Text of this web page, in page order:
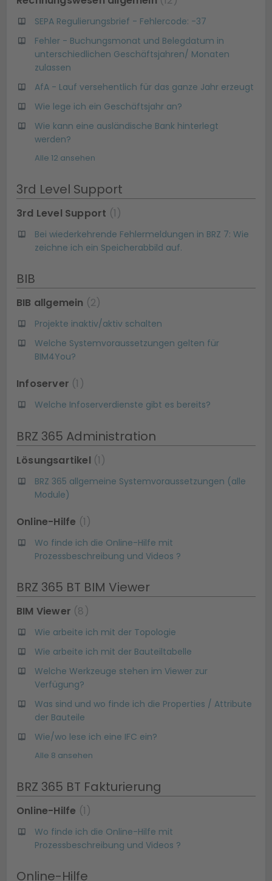
SEPA Regulierungsbrief - Fehlercode: -37
Fehler - Buchungsmonat und Belegdatum in
unterschiedlichen Geschäftsjahren/ Monaten
zulassen
AfA - Lauf versehentlich für das ganze Jahr erzeugt
Wie lege ich ein Geschäftsjahr an?
Wie kann eine ausländische Bank hinterlegt
werden?
Alle 12 ansehen
3rd Level Support
3rd Level Support 1
Bei wiederkehrende Fehlermeldungen in BRZ 7: Wie
zeichne ich ein Speicherabbild auf.
BIB
BIB allgemein 2
Projekte inaktiv/aktiv schalten
Welche Systemvoraussetzungen gelten für
BIM4You?
Infoserver 1
Welche Infoserverdienste gibt es bereits?
BRZ 365 Administration
Lösungsartikel 1
BRZ 365 allgemeine Systemvoraussetzungen (alle
Module)
Online-Hilfe 1
Wo finde ich die Online-Hilfe mit
Prozessbeschreibung und Videos ?
BRZ 365 BT BIM Viewer
BIM Viewer 8
Wie arbeite ich mit der Topologie
Wie arbeite ich mit der Bauteiltabelle
Welche Werkzeuge stehen im Viewer zur
Verfügung?
Was sind und wo finde ich die Properties / Attribute
der Bauteile
Wie/wo lese ich eine IFC ein?
Alle 8 ansehen
BRZ 365 BT Fakturierung
Online-Hilfe 1
Wo finde ich die Online-Hilfe mit
Prozessbeschreibung und Videos ?
Online-Hilfe